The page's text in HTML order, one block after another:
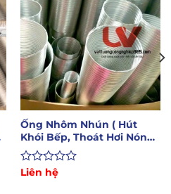
Ống Nhôm Nhún ( Hút
Khói Bếp, Thoát Hơi Nóng
Lò Hơi, Máy Sấy)
Được
Liên hệ